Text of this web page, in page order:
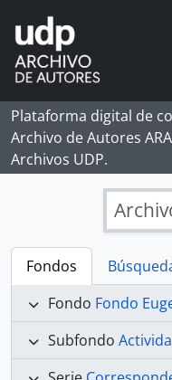
Skip to main content
Plataforma digital de
Archivo de Autores
Archivos UDP.
Fondos
Fondo Fondo
Subfondo